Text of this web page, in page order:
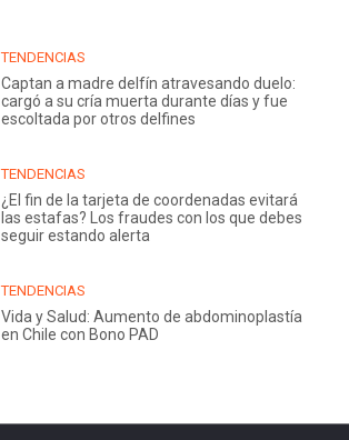
TENDENCIAS
Captan a madre delfín atravesando duelo:
cargó a su cría muerta durante días y fue
escoltada por otros delfines
TENDENCIAS
¿El fin de la tarjeta de coordenadas evitará
las estafas? Los fraudes con los que debes
seguir estando alerta
TENDENCIAS
Vida y Salud: Aumento de abdominoplastía
en Chile con Bono PAD